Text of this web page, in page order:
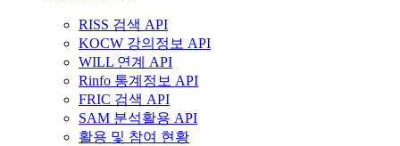
RISS 검색 API
KOCW 강의정보 API
WILL 연계 API
Rinfo 통계정보 API
FRIC 검색 API
SAM 분석활용 API
활용 및 참여 현황